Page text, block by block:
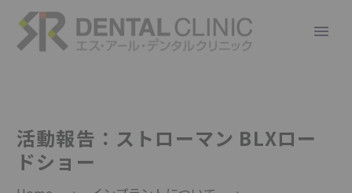
活動報告：ストローマン BLXロー
ドショー